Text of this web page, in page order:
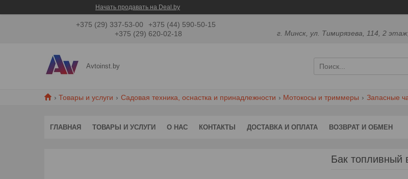
Начать продавать на Deal.by
+375 (29) 337-53-00
+375 (44) 590-50-15
+375 (29) 620-02-18
г. Минск, ул. Тимирязева, 114, 2
Avtoinst.by
Товары и услуги Садовая техника, оснастка и принадлежности Мотокосы и триммеры Запасные
ГЛАВНАЯ ТОВАРЫ И УСЛУГИ О НАС КОНТАКТЫ ДОСТАВКА И ОПЛАТА ВОЗВРАТ И ОБМЕН
Бак топливный